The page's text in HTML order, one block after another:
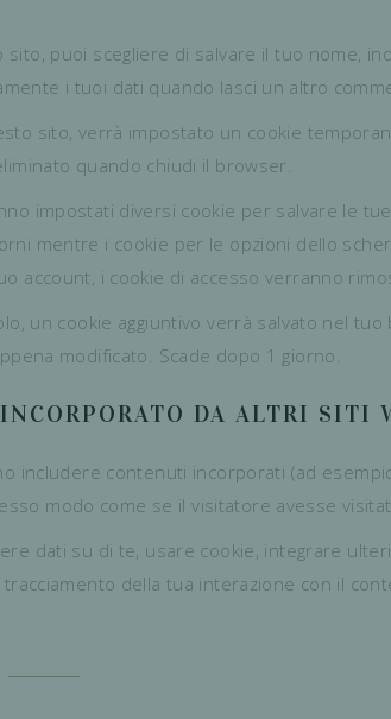
puoi scegliere di salvare il tuo nome,
i tuoi dati quando lasci un altro
sito, verrà impostato un cookie
quando chiudi il browser.
impostati diversi cookie per salvare le
mentre i cookie per le opzioni dello
account, i cookie di accesso verranno
un cookie aggiuntivo verrà salvato nel
modificato. Scade dopo 1 giorno.
DA ALTRI SITI
includere contenuti incorporati (ad
modo come se il visitatore avesse
dati su di te, usare cookie, integrare
della tua interazione con il